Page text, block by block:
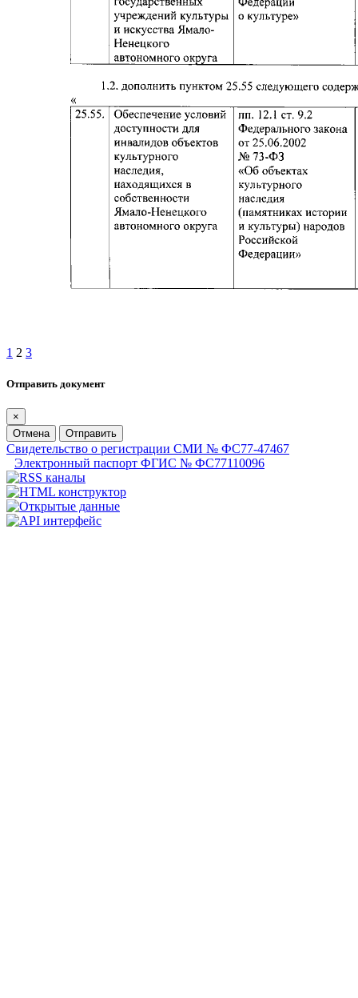
1 2 3
Отправить документ
×
Отмена
Отправить
Свидетельство о регистрации СМИ № ФС77-47467
Электронный паспорт ФГИС № ФС77110096